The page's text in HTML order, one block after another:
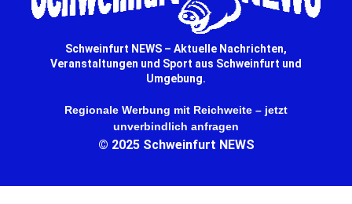
Schweinfurt NEWS – Aktuelle Nachrichten,
Veranstaltungen und Sport aus Schweinfurt und
Umgebung.
Regionale Werbung mit Reichweite – jetzt
unverbindlich anfragen
© 2025 Schweinfurt NEWS